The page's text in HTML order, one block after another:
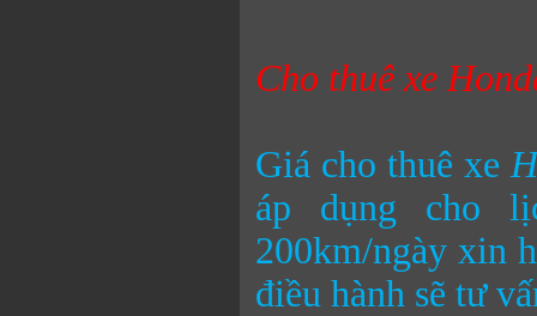
Cho thuê xe
Giá cho thuê xe
áp dụng cho
200km/ngày xin
điều hành sẽ tư